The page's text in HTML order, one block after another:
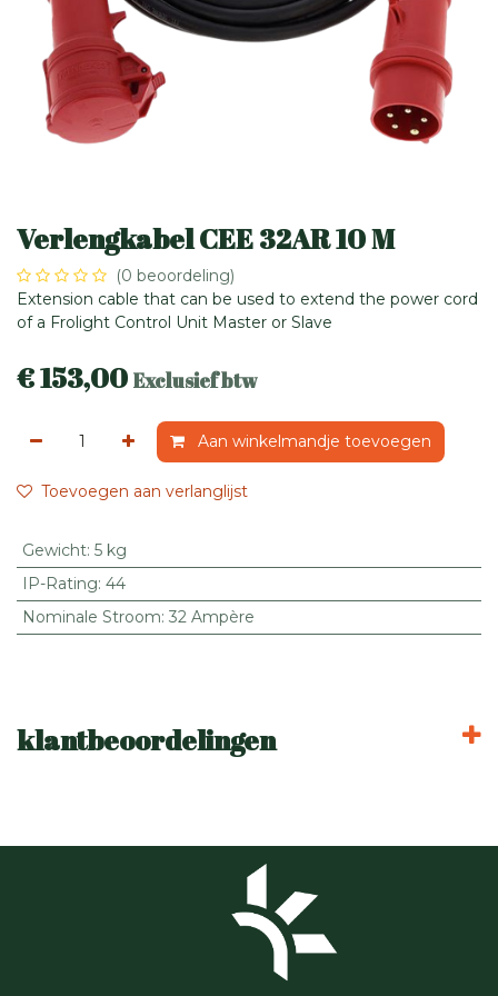
Verlengkabel CEE 32AR 10 M
(0 beoordeling)
Extension cable that can be used to extend the power cord
of a Frolight Control Unit Master or Slave
€153,00 Exclusief btw
Aan winkelmandje toevoegen
Toevoegen aan verlanglijst
Gewicht: 5 kg
IP-Rating: 44
Nominale Stroom: 32 Ampère
klantbeoordelingen